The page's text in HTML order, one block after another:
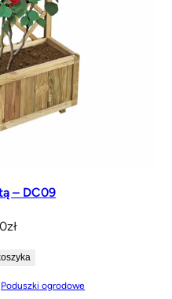
– DC09
zł
Poduszki ogrodowe